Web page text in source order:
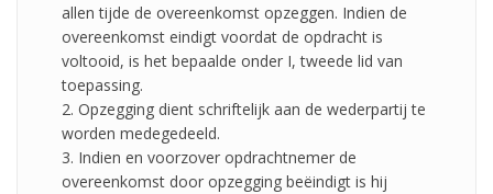
allen tijde de overeenkomst opzeggen. Indien de
overeenkomst eindigt voordat de opdracht is
voltooid, is het bepaalde onder I, tweede lid van
toepassing.
2. Opzegging dient schriftelijk aan de wederpartij te
worden medegedeeld.
3. Indien en voorzover opdrachtnemer de
overeenkomst door opzegging beëindigt is hij